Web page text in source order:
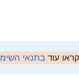
עוד בתנאי